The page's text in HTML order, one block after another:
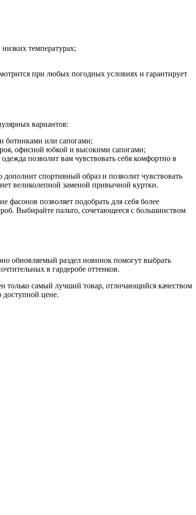
температурах;
при любых погодных условиях и гарантирует
вариантов:
ботинками или сапогами;
офисной юбкой и высокими сапогами;
позволит вам чувствовать себя комфортно в
спортивный образ и позволит чувствовать
великолепной заменой привычной куртки.
фасонов позволяет подобрать для себя более
Выбирайте пальто, сочетающееся с большинством
обновляемый раздел новинок помогут выбрать
в гардеробе оттенков.
только самый лучший товар, отличающийся качеством
доступной цене.